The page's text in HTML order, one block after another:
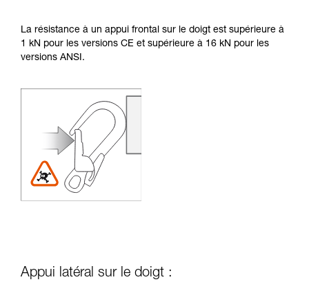
La résistance à un appui frontal sur le doigt est supérieure à
1 kN pour les versions CE et supérieure à 16 kN pour les
versions ANSI.
Appui latéral sur le doigt :